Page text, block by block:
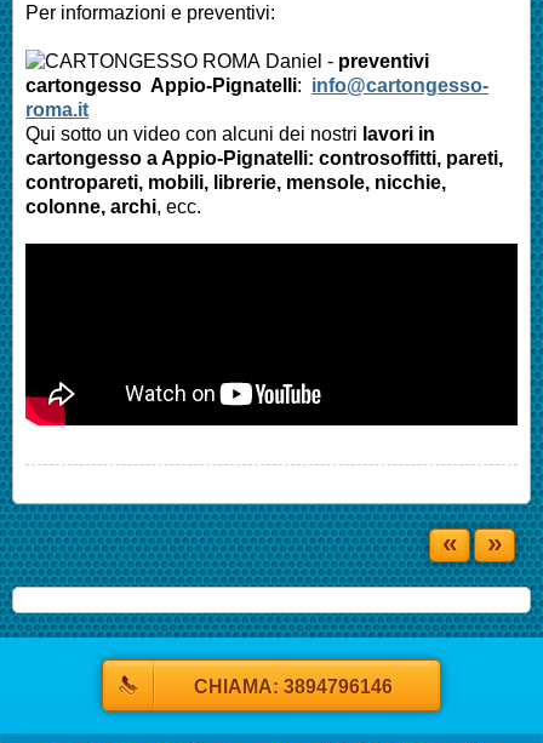
Per informazioni e preventivi:
Daniel - preventivi
cartongesso Appio-Pignatelli: info@cartongesso-
roma.it
Qui sotto un video con alcuni dei nostri lavori in
cartongesso aAppio-Pignatelli: controsoffitti, pareti,
contropareti, mobili, librerie, mensole, nicchie,
colonne, archi, ecc.
« »
CHIAMA: 3894796146